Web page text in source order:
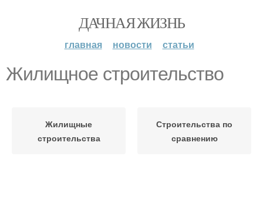
ДАЧНАЯ ЖИЗНЬ
главная новости статьи
Жилищное строительство
Жилищные
строительства
Строительства по
сравнению